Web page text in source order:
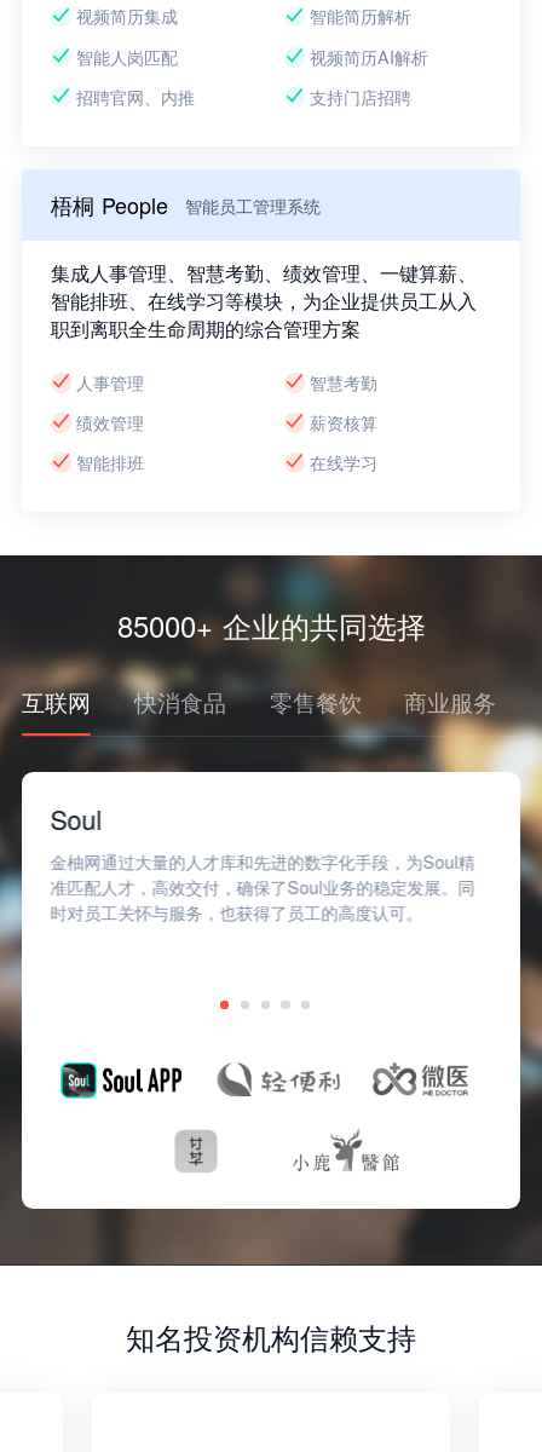
视频简历集成
智能简历解析
智能人岗匹配
视频简历AI解析
招聘官网、内推
支持门店招聘
梧桐 People 智能员工管理系统
集成人事管理、智慧考勤、绩效管理、一键算薪、
智能排班、在线学习等模块，为企业提供员工从入
职到离职全生命周期的综合管理方案
人事管理
智慧考勤
绩效管理
薪资核算
智能排班
在线学习
85000+ 企业的共同选择
互联网 快消食品 零售餐饮 商业服务
Soul
金柚网通过大量的人才库和先进的数字化手段，为Soul精
准匹配人才，高效交付，确保了Soul业务的稳定发展。同
时对员工关怀与服务，也获得了员工的高度认可。
知名投资机构信赖支持